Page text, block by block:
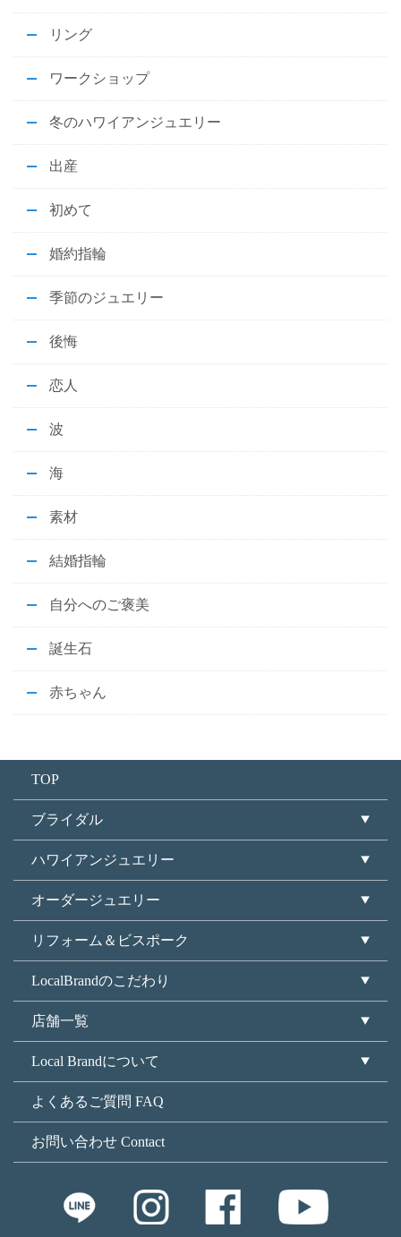
リング
ワークショップ
冬のハワイアンジュエリー
出産
初めて
婚約指輪
季節のジュエリー
後悔
恋人
波
海
素材
結婚指輪
自分へのご褒美
誕生石
赤ちゃん
TOP
ブライダル
ハワイアンジュエリー
オーダージュエリー
リフォーム＆ビスポーク
LocalBrandのこだわり
店舗一覧
Local Brandについて
よくあるご質問 FAQ
お問い合わせ Contact